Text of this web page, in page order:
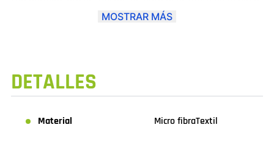
día como en ocasiones casuales.
un solo calzado.
MOSTRAR MÁS
DETALLES
Material Micro fibraTextil